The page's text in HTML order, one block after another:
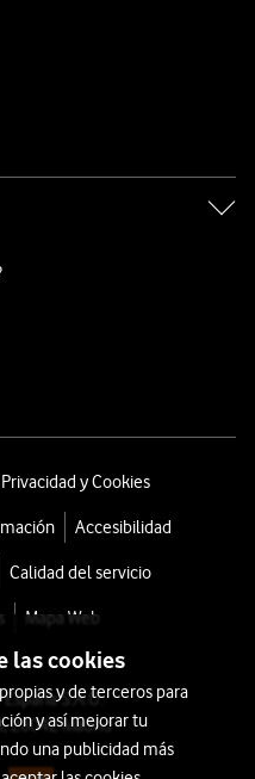
y Cookies
Accesibilidad
Calidad del servicio
Mapa Web
S.A.U.
28042 Madrid
las cookies
y de terceros para
y así mejorar tu
una publicidad más